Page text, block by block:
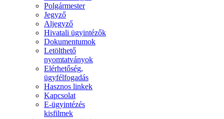
Polgármester
Jegyző
Aljegyző
Hivatali ügyintézők
Dokumentumok
Letölthető
nyomtatványok
Elérhetőség,
ügyfélfogadás
Hasznos linkek
Kapcsolat
E-ügyintézés
kisfilmek